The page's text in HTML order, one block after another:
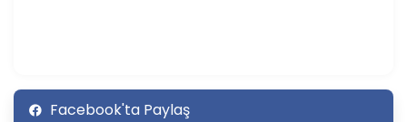
Facebook'ta Paylaş